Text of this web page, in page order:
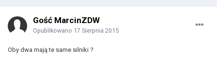
Gość MarcinZDW
Opublikowano 17 Sierpnia 2015
Oby dwa mają te same silniki ?